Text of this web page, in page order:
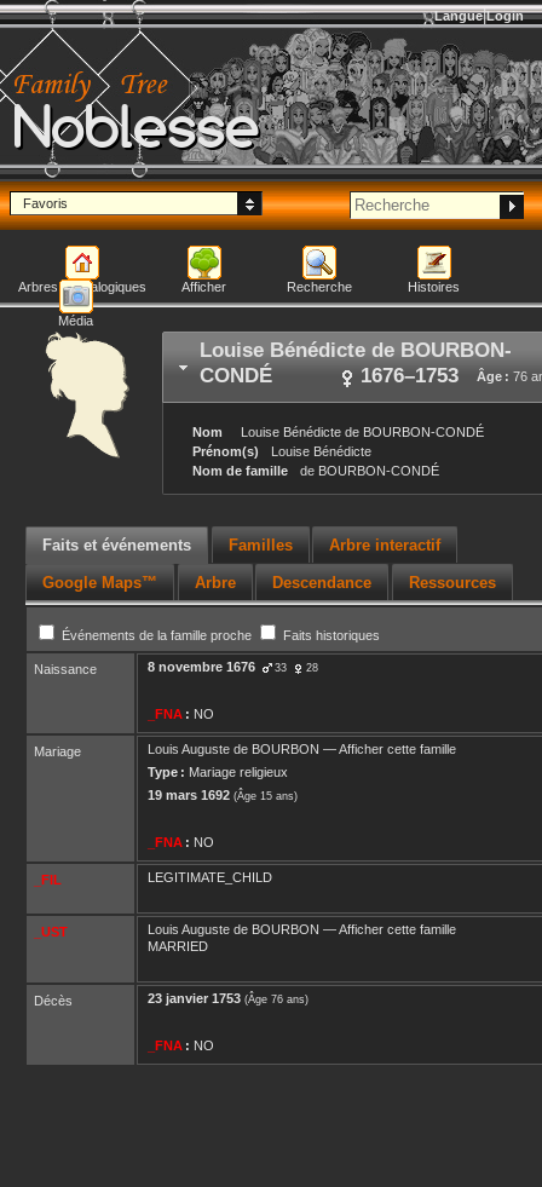
Noblesse
Langue Login
Favoris
Arbres généalogiques Afficher Recherche Histoires
Média
Louise Bénédicte de BOURBON-
CONDÉ
Âge : 76
1676–1753
Nom Louise Bénédicte de BOURBON-CONDÉ
Prénom(s)
Louise Bénédicte
Nom de famille
de BOURBON-CONDÉ
Faits et événements Familles Arbre interactif
Google Maps™ Arbre Descendance Ressources
Événements de la famille proche Faits historiques
Naissance 8 novembre 1676 33 28
_FNA : NO
Mariage Louis Auguste de BOURBON —Afficher cette famille
Type : Mariage religieux
19 mars 1692 (Âge 15 ans)
_FNA : NO
_FIL LEGITIMATE_CHILD
_UST Louis Auguste de BOURBON —Afficher cette famille
MARRIED
Décès 23 janvier 1753 (Âge 76 ans)
_FNA : NO